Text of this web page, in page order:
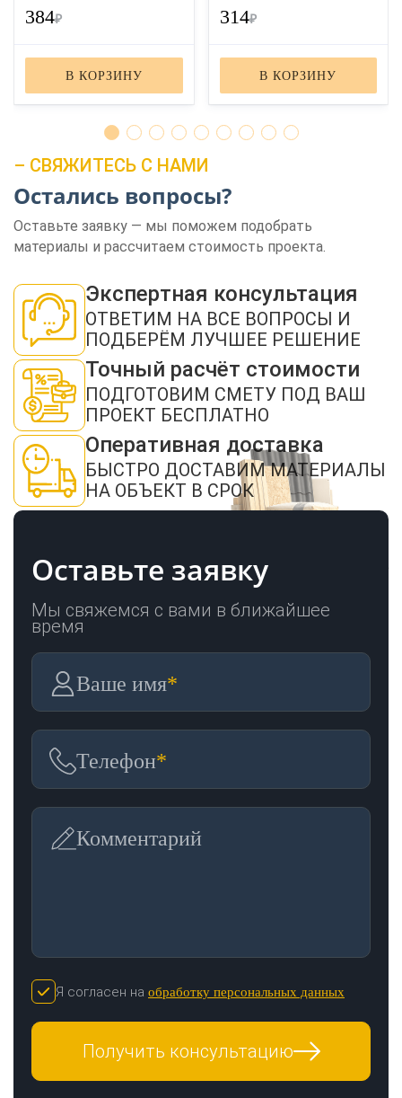
384₽
В КОРЗИНУ
314₽
В КОРЗИНУ
– СВЯЖИТЕСЬ С НАМИ
Остались вопросы?
Оставьте заявку — мы поможем подобрать
материалы и рассчитаем стоимость проекта.
Экспертная консультация
ОТВЕТИМ НА ВСЕ ВОПРОСЫ И
ПОДБЕРЁМ ЛУЧШЕЕ РЕШЕНИЕ
Точный расчёт стоимости
ПОДГОТОВИМ СМЕТУ ПОД ВАШ
ПРОЕКТ БЕСПЛАТНО
Оперативная доставка
БЫСТРО ДОСТАВИМ МАТЕРИАЛЫ
НА ОБЪЕКТ В СРОК
Оставьте заявку
Мы свяжемся с вами в ближайшее
время
Ваше имя*
Телефон*
Комментарий
Я согласен на обработку персональных данных
Получить консультацию
ЗАКАЗАТЬ ЗВОНОК
Нажимая кнопку "Отправить", я даю своё согласие на обработку моих
персональных данных в соответствии с ФЗ от 27.07.2006 № 152-ФЗ "О
персональных данных", на условиях и для целей, определенных в
конфиденциальности
ОТПРАВИТЬ